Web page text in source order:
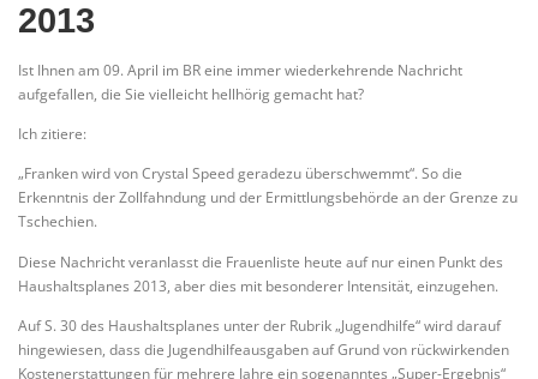
LANDESVERBAND
2013
Ist Ihnen am 09. April im BR eine immer wiederkehrende Nachricht
aufgefallen, die Sie vielleicht hellhörig gemacht hat?
Ich zitiere:
„Franken wird von Crystal Speed geradezu überschwemmt“. So die
Erkenntnis der Zollfahndung und der Ermittlungsbehörde an der Grenze zu
Tschechien.
Diese Nachricht veranlasst die Frauenliste heute auf nur einen Punkt des
Haushaltsplanes 2013, aber dies mit besonderer Intensität, einzugehen.
Auf S. 30 des Haushaltsplanes unter der Rubrik „Jugendhilfe“ wird darauf
hingewiesen, dass die Jugendhilfeausgaben auf Grund von rückwirkenden
Kostenerstattungen für mehrere Jahre ein sogenanntes „Super-Ergebnis“